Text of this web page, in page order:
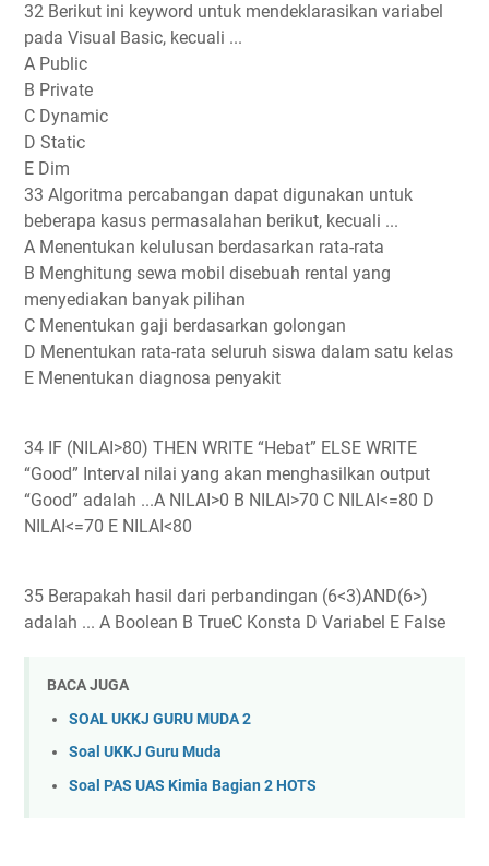
32 Berikut ini keyword untuk mendeklarasikan variabel
pada Visual Basic, kecuali ...
A Public
B Private
C Dynamic
D Static
E Dim
33 Algoritma percabangan dapat digunakan untuk
beberapa kasus permasalahan berikut, kecuali ...
A Menentukan kelulusan berdasarkan rata-rata
B Menghitung sewa mobil disebuah rental yang
menyediakan banyak pilihan
C Menentukan gaji berdasarkan golongan
D Menentukan rata-rata seluruh siswa dalam satu kelas
E Menentukan diagnosa penyakit
34 IF (NILAI>80) THEN WRITE “Hebat” ELSE WRITE
“Good” Interval nilai yang akan menghasilkan output
“Good” adalah ...A NILAI>0 B NILAI>70 C NILAI<=80 D
NILAI<=70 E NILAI<80
35 Berapakah hasil dari perbandingan (6<3)AND(6>)
adalah ... A Boolean B TrueC Konsta D Variabel E False
BACA JUGA
SOAL UKKJ GURU MUDA 2
Soal UKKJ Guru Muda
Soal PAS UAS Kimia Bagian 2 HOTS